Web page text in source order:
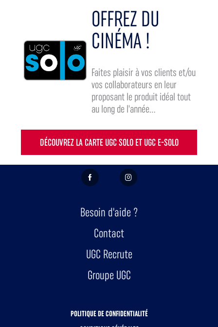
OFFREZ DU
CINÉMA !
Faites plaisir à vos clients et/ou
vos collaborateurs en leur
proposant le produit idéal tout
au long de l'année...
DÉCOUVREZ LA CARTE UGC SOLO ET UGC E-SOLO
FACEBOOK INSTAGRAM
Besoin d'aide ?
Contact
UGC Recrute
Groupe UGC
POLITIQUE DE CONFIDENTIALITÉ